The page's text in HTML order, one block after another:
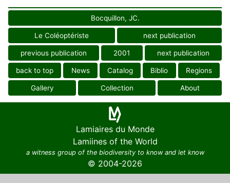
Bocquillon, JC.
Le Coléoptériste next publication
previous publication 2001 next publication
back to top News Catalog Biblio Regions
Gallery Collection About
Lamiaires du Monde
Lamiines of the World
a witness group of the biodiversity to know and let know
© 2004-2026